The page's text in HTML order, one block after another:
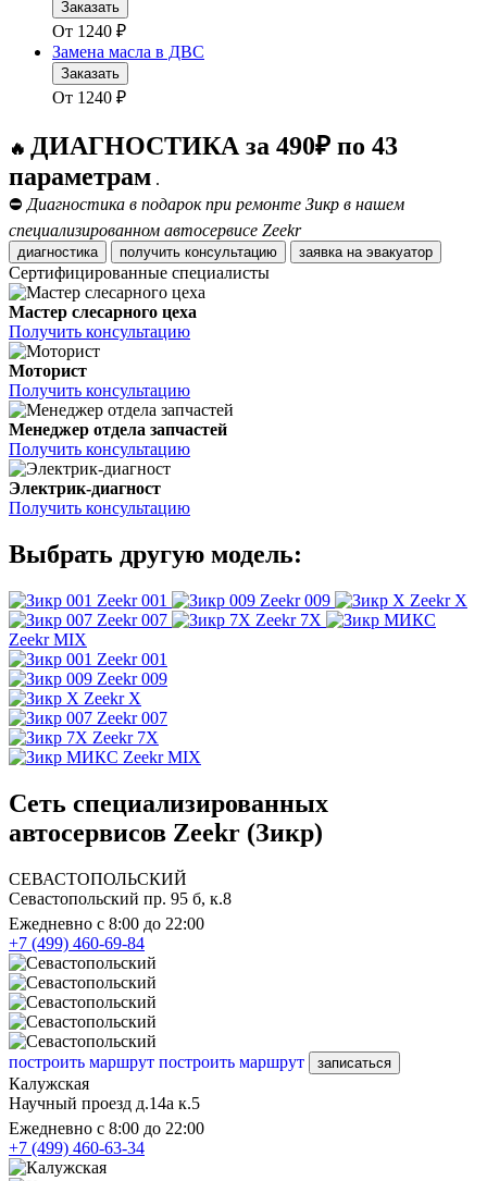
Заказать
От 1240 ₽
Замена масла в ДВС
Заказать
От 1240 ₽
🔥 ДИАГНОСТИКА за 490₽ по 43
параметрам .
⛔ Диагностика в подарок при ремонте Зикр в нашем
специализированном автосервисе Zeekr
диагностика получить консультацию заявка на эвакуатор
Сертифицированные специалисты
Мастер слесарного цеха
Получить консультацию
Моторист
Получить консультацию
Менеджер отдела запчастей
Получить консультацию
Электрик-диагност
Получить консультацию
Выбрать другую модель:
Zeekr 001 Zeekr 009
Zeekr X
Zeekr 007
Zeekr 7X
Zeekr MIX
Zeekr 001
Zeekr 009
Zeekr X
Zeekr 007
Zeekr 7X
Zeekr MIX
Сеть специализированных
автосервисов Zeekr (Зикр)
СЕВАСТОПОЛЬСКИЙ
Севастопольский пр. 95 б, к.8
Ежедневно с 8:00 до 22:00
+7 (499) 460-69-84
построить маршрут построить маршрут записаться
Калужская
Научный проезд д.14а к.5
Ежедневно с 8:00 до 22:00
+7 (499) 460-63-34